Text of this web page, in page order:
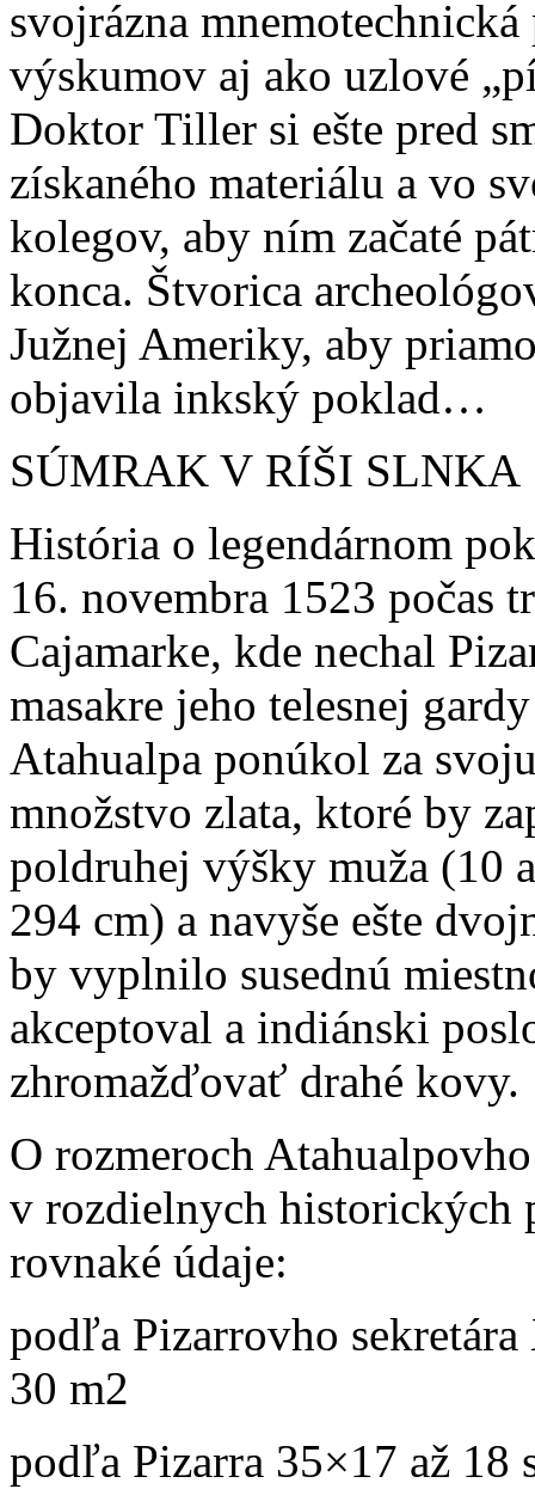
svojrázna
výskumov aj ako uzlové
Doktor Tiller si ešte pred
získaného materiálu a vo
kolegov, aby ním začaté
konca. Štvorica
Južnej Ameriky, aby
objavila inkský poklad…
SÚMRAK V RÍŠI SLNKA
História o legendárnom
16. novembra 1523 počas
Cajamarke, kde nechal
masakre jeho telesnej
Atahualpa ponúkol za
množstvo zlata, ktoré by
poldruhej výšky muža (10
294 cm) a navyše ešte
by vyplnilo susednú
akceptoval a indiánski
zhromažďovať drahé kovy.
O rozmeroch
v rozdielnych historických
rovnaké údaje:
podľa Pizarrovho sekretára
30 m2
podľa Pizarra 35×17 až 18